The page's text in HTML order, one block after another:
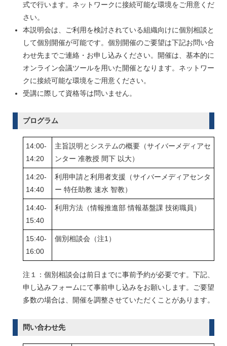
式で行います。ネットワークに接続可能な環境をご用意くだ
さい。
本説明会は、ご利用を検討されている組織向けに個別相談と
して個別開催が可能です。個別開催のご要望は下記お問い合
わせ先までご連絡・お申し込みください。開催は、基本的に
オンライン会議ツールを用いた開催となります。ネットワー
クに接続可能な環境をご用意ください。
受講に際して資格等は問いません。
プログラム
14:00-
14:20
主旨説明とシステムの概要（サイバーメディアセ
ンター 准教授 間下 以大）
14:20-
14:40
利用申請と利用者支援（サイバーメディアセンタ
ー 特任助教 速水 智教）
14:40-
15:40
利用方法（情報推進部 情報基盤課 技術職員）
15:40-
16:00
個別相談会（注1）
注１：個別相談会は前日までに事前予約が必要です。下記、
申し込みフォームにて事前申し込みをお願いします。ご要望
多数の場合は、開催を調整させていただくことがあります。
問い合わせ先